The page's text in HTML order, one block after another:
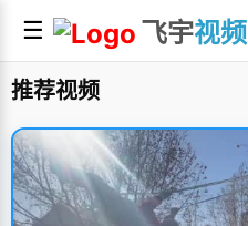
☰ 飞宇视频
推荐视频